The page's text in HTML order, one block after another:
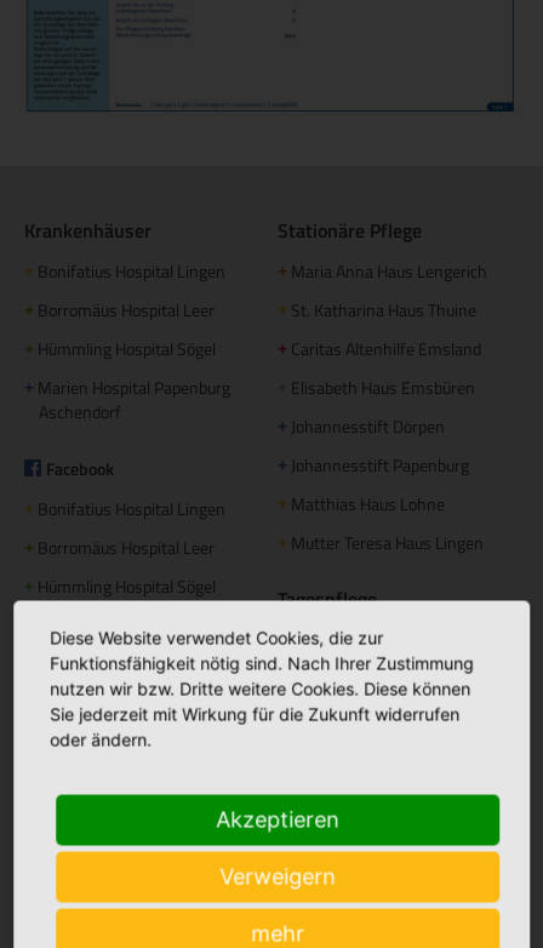
Krankenhäuser
+ Bonifatius Hospital Lingen
+ Borromäus Hospital Leer
+ Hümmling Hospital Sögel
+ Marien Hospital Papenburg
Aschendorf
Facebook
+ Bonifatius Hospital Lingen
+ Borromäus Hospital Leer
+ Hümmling Hospital Sögel
Marien Hospital Papenburg
Aschendorf
Instagram
St. Bonifatius
Stationäre Pflege
+ Maria Anna Haus Lengerich
+ St. Katharina Haus Thuine
+ Caritas Altenhilfe Emsland
Elisabeth Haus Emsbüren
+ Johannesstift Dörpen
+ Johannesstift Papenburg
+ Matthias Haus Lohne
+ Mutter Teresa Haus Lingen
Tagespflege
+Maria Anna Haus Lengerich
Ambulante Pflege
+Caritas Altenhilfe Emsland
+Caritas Sozialstation Lingen
+Ambulante Pflege Sögel
Diese Website verwendet Cookies, die zur
Funktionsfähigkeit nötig sind. Nach Ihrer Zustimmung
nutzen wir bzw. Dritte weitere Cookies. Diese können
Sie jederzeit mit Wirkung für die Zukunft widerrufen
oder ändern.
Akzeptieren
Verweigern
mehr